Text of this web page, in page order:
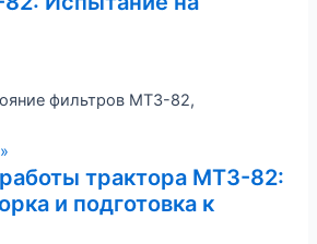
фильтров МТЗ-82,
трактора МТЗ-82:
и подготовка к